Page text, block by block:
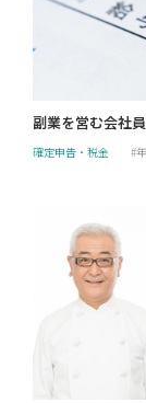
副業を営む会社
確定申告・税金